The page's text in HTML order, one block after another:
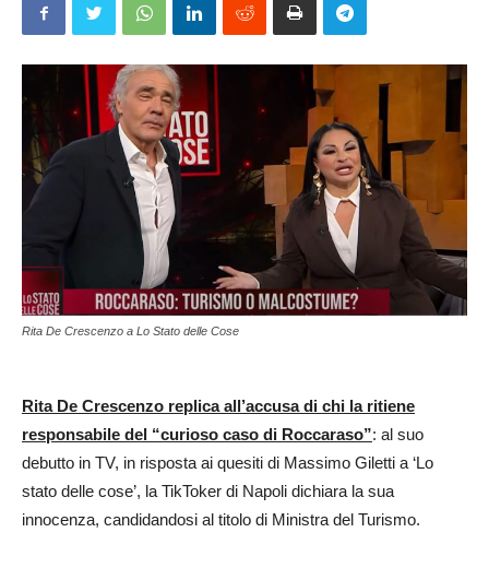
Rita De Crescenzo a Lo Stato delle Cose
Rita De Crescenzo replica all’accusa di chi la ritiene
responsabile del “curioso caso di Roccaraso”: al suo
debutto in TV, in risposta ai quesiti di Massimo Giletti a ‘Lo
stato delle cose’, la TikToker di Napoli dichiara la sua
innocenza, candidandosi al titolo di Ministra del Turismo.